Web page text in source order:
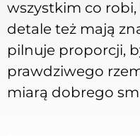
wszystkim co
detale też mają
pilnuje proporcji,
prawdziwego
miarą dobrego